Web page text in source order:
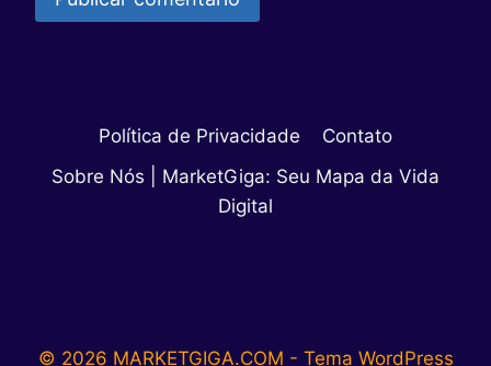
Política de Privacidade
Contato
Sobre Nós | MarketGiga: Seu Mapa da Vida
Digital
© 2026 MARKETGIGA.COM - Tema WordPress